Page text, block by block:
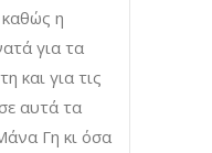
η
για τα
και για τις
αυτά τα
Γη κι όσα